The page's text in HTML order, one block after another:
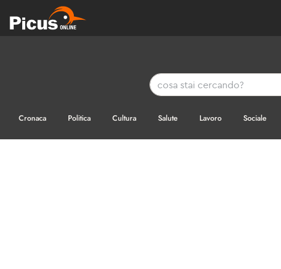
Cronaca Politica Cultura Salute Lavoro Sociale